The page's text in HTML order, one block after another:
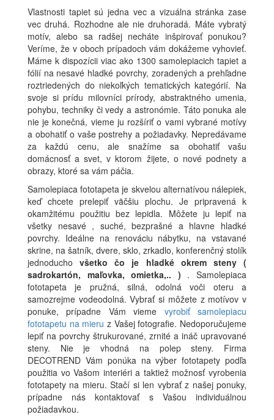
Vlastnosti tapiet sú jedna vec a vizuálna stránka zase
vec druhá. Rozhodne ale nie druhoradá. Máte vybratý
motív, alebo sa radšej necháte inšpirovať ponukou?
Veríme, že v oboch prípadoch vám dokážeme vyhovieť.
Máme k dispozícii viac ako 1300 samolepiacich tapiet a
fólií na nesavé hladké povrchy, zoradených a prehľadne
roztriedených do niekoľkých tematických kategórií. Na
svoje si prídu milovníci prírody, abstraktného umenia,
pohybu, techniky či vedy a astronómie. Táto ponuka ale
nie je konečná, vieme ju rozšíriť o vami vybrané motívy
a obohatiť o vaše postrehy a požiadavky. Nepredávame
za každú cenu, ale snažíme sa obohatiť vašu
domácnosť a svet, v ktorom žijete, o nové podnety a
obrazy, ktoré sa vám páčia.
Samolepiaca fototapeta je skvelou alternatívou nálepiek,
keď chcete prelepiť väčšiu plochu. Je pripravená k
okamžitému použitiu bez lepidla. Môžete ju lepiť na
všetky nesavé , suché, bezprašné a hlavne hladké
povrchy. Ideálne na renováciu nábytku, na vstavané
skrine, na šatník, dvere, sklo, zrkadlo, konferenčný stolík
jednoduchovšetko čo je hladké okrem steny (
sadrokartón, maľovka, omietka,.. ) . Samolepiaca
fototapeta je pružná, silná, odolná voči oteru a
samozrejme vodeodolná. Vybrať si môžete z motívov v
ponuke, prípadne Vám vieme vyrobiť samolepiacu
fototapetu na mieru z Vašej fotografie. Nedoporučujeme
lepiť na povrchy štrukurované, zrnité a ináč upravované
steny. Nie je vhodná na polep steny. Firma
DECOTREND Vám ponúka na výber fototapety podľa
použitia vo Vašom interiéri a taktiež možnosť vyrobenia
fototapety na mieru. Stačí si len vybrať z našej ponuky,
prípadne nás kontaktovať s Vašou individuálnou
požiadavkou.